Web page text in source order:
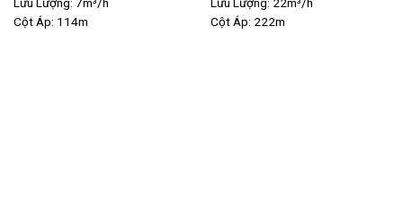
Cột Áp: 114m
Cột Áp: 222m